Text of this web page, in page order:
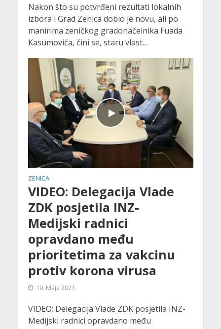
Nakon što su potvrđeni rezultati lokalnih
izbora i Grad Zenica dobio je novu, ali po
manirima zeničkog gradonačelnika Fuada
Kasumovića, čini se, staru vlast...
ZENICA
VIDEO: Delegacija Vlade
ZDK posjetila INZ-
Medijski radnici
opravdano među
prioritetima za vakcinu
protiv korona virusa
19. Maja 2021.
VIDEO: Delegacija Vlade ZDK posjetila INZ-
Medijski radnici opravdano među